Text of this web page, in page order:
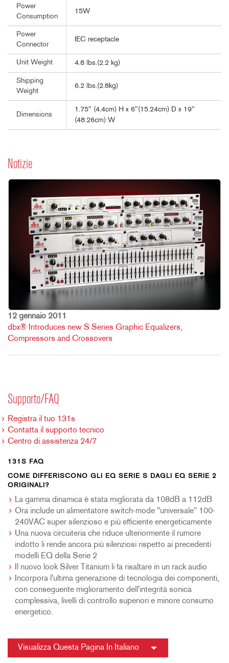
Power
Consumption
15W
Power
Connector
IEC receptacle
Unit Weight 4.8 lbs.(2.2 kg)
Shipping
Weight
6.2 lbs.(2.8kg)
Dimensions
1.75" (4.4cm) H x 6"(15.24cm) D x 19"
(48.26cm) W
Notizie
12 gennaio 2011
dbx® Introduces new S Series Graphic Equalizers,
Compressors and Crossovers
Supporto/FAQ
Registra il tuo 131s
Contatta il supporto tecnico
Centro di assistenza 24/7
131S FAQ
COME DIFFERISCONO GLI EQ SERIE S DAGLI EQ SERIE 2
ORIGINALI?
La gamma dinamica è stata migliorata da 108dB a 112dB
Ora include un alimentatore switch-mode "universale" 100-
240VAC super silenzioso e più efficiente energeticamente
Una nuova circuiteria che riduce ulteriormente il rumore
indotto li rende ancora più silenziosi rispetto ai precedenti
modelli EQ della Serie 2
Il nuovo look Silver Titanium li fa risaltare in un rack audio
Incorpora l'ultima generazione di tecnologia dei componenti,
con conseguente miglioramento dell'integrità sonica
complessiva, livelli di controllo superiori e minore consumo
energetico.
Visualizza Questa Pagina In Italiano